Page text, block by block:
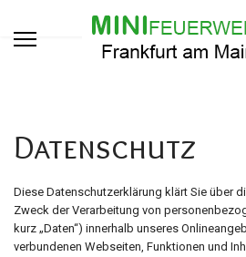
Datenschutz
Diese Datenschutzerklärung klärt Sie über
Zweck der Verarbeitung von
kurz „Daten“) innerhalb unseres
verbundenen Webseiten, Funktionen und